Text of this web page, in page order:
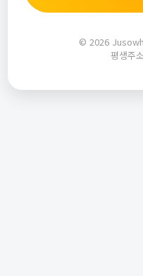
© 2026
평생주